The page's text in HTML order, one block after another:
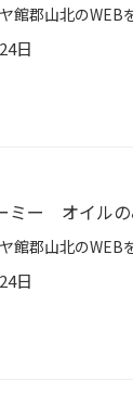
日
ミー オイル
日